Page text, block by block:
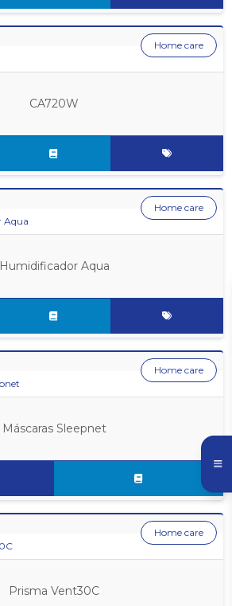
CA720W
Home care
Humidificador Aqua
Home care
Máscaras Sleepnet
Home care
Prisma Vent30C
Home care